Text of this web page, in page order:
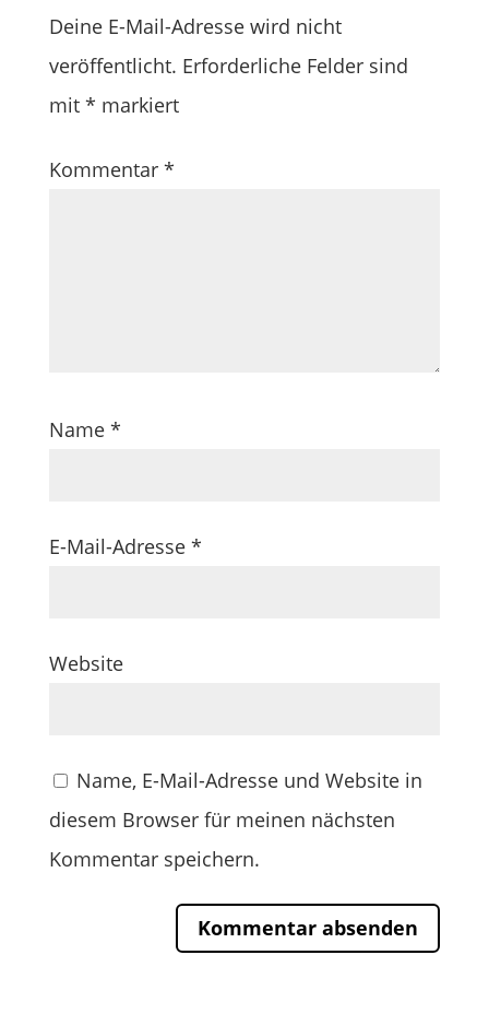
Deine E-Mail-Adresse wird nicht
veröffentlicht. Erforderliche Felder sind
mit * markiert
Kommentar *
Name *
E-Mail-Adresse *
Website
Name, E-Mail-Adresse und Website in
diesem Browser für meinen nächsten
Kommentar speichern.